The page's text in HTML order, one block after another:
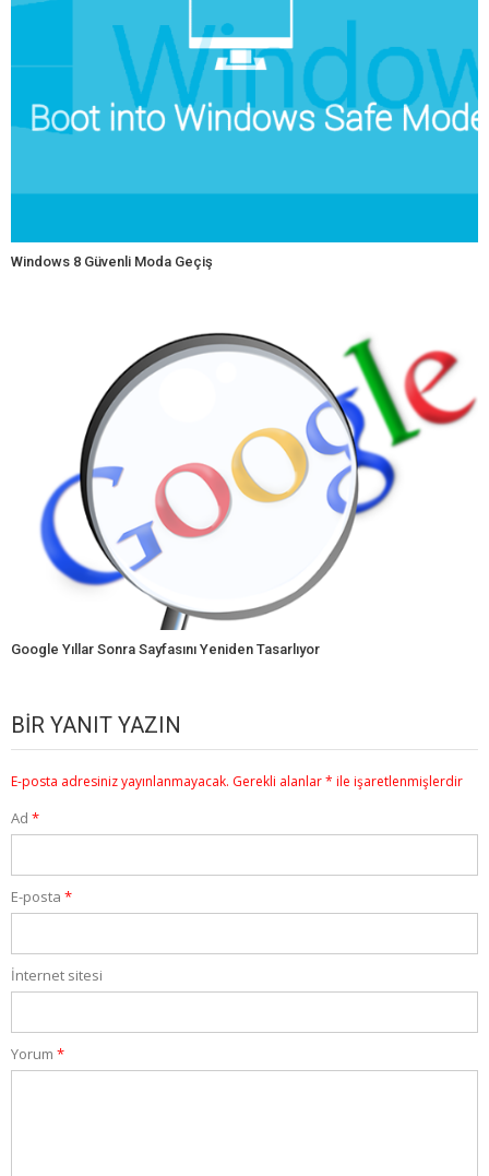
Windows 8 Güvenli Moda Geçiş
Google Yıllar Sonra Sayfasını Yeniden Tasarlıyor
BIR YANIT YAZIN
E-posta adresiniz yayınlanmayacak. Gerekli alanlar* ile işaretlenmişlerdir
Ad *
E-posta *
İnternet sitesi
Yorum *